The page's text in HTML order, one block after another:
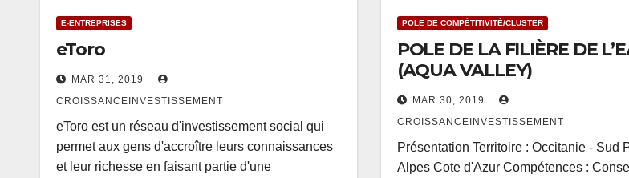
E-ENTREPRISES
eToro
MAR 31, 2019
CROISSANCEINVESTISSEMENT
eToro est un réseau d'investissement social qui
permet aux gens d'accroître leurs connaissances
et leur richesse en faisant partie d'une
POLE DE COMPÉTITIVITÉ/CLUSTER
POLE DE LA FILIÈRE DE
(AQUA VALLEY)
MAR 30, 2019
CROISSANCEINVESTISSEMENT
Présentation Territoire : Occitanie - Sud
Alpes Cote d'Azur Compétences :